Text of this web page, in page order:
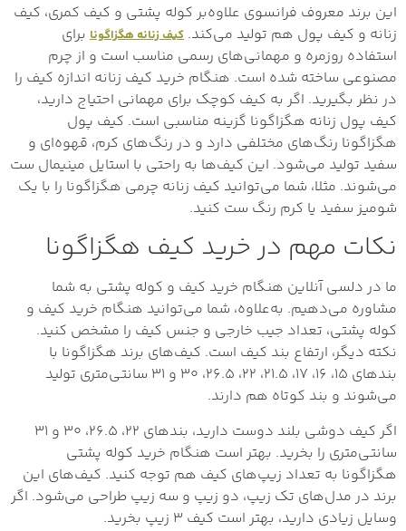
این برند معروف فرانسوی علاوه‌بر کوله پشتی و کیف کمری، کیف
زنانه و کیف پول هم تولید می‌کند. کیف زنانه هگزاگونا برای
استفاده روزمره و مهمانی‌های رسمی مناسب است و از چرم
مصنوعی ساخته شده است. هنگام خرید کیف زنانه اندازه کیف را
در نظر بگیرید. اگر به کیف کوچک برای مهمانی احتیاج دارید،
کیف پول زنانه هگزاگونا گزینه مناسبی است. کیف پول
هگزاگونا رنگ‌های مختلفی دارد و در رنگ‌های کرم، قهوه‌ای و
سفید تولید می‌شود. این کیف‌ها به راحتی با استایل مینیمال ست
می‌شوند. مثلا، شما می‌توانید کیف زنانه چرمی هگزاگونا را با یک
شومیز سفید یا کرم رنگ ست کنید.
نکات مهم در خرید کیف هگزاگونا
ما در دلسی آنلاین هنگام خرید کیف و کوله پشتی به شما
مشاوره می‌دهیم. به‌علاوه، شما می‌‌توانید هنگام خرید کیف و
کوله پشتی، تعداد جیب خارجی و جنس کیف را مشخص کنید.
نکته دیگر، ارتفاع بند کیف است. کیف‌های برند هگزاگونا با
بندهای ۱۵، ۱۶، ۱۷، ۲۱.۵، ۲۲، ۲۶.۵، ۳۰ و ۳۱ سانتی‌متری تولید
می‌شوند و بند کوتاه هم دارند.
اگر کیف دوشی بلند دوست دارید، بندهای ۲۲، ۲۶.۵، ۳۰ و ۳۱
سانتی‌متری را بخرید. بهتر است هنگام خرید کوله پشتی
هگزاگونا به تعداد زیپ‌های کیف هم توجه کنید. کیف‌های این
برند در مدل‌های تک زیپ، دو زیپ و سه زیپ طراحی می‌شود. اگر
وسایل زیادی دارید، بهتر است کیف ۳ زیپ بخرید.